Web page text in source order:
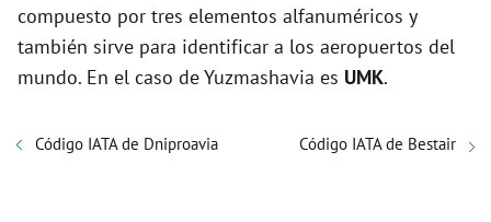
compuesto por tres elementos alfanuméricos y
también sirve para identificar a los aeropuertos del
mundo. En el caso de Yuzmashavia es UMK.
Código IATA de Dniproavia Código IATA de Bestair